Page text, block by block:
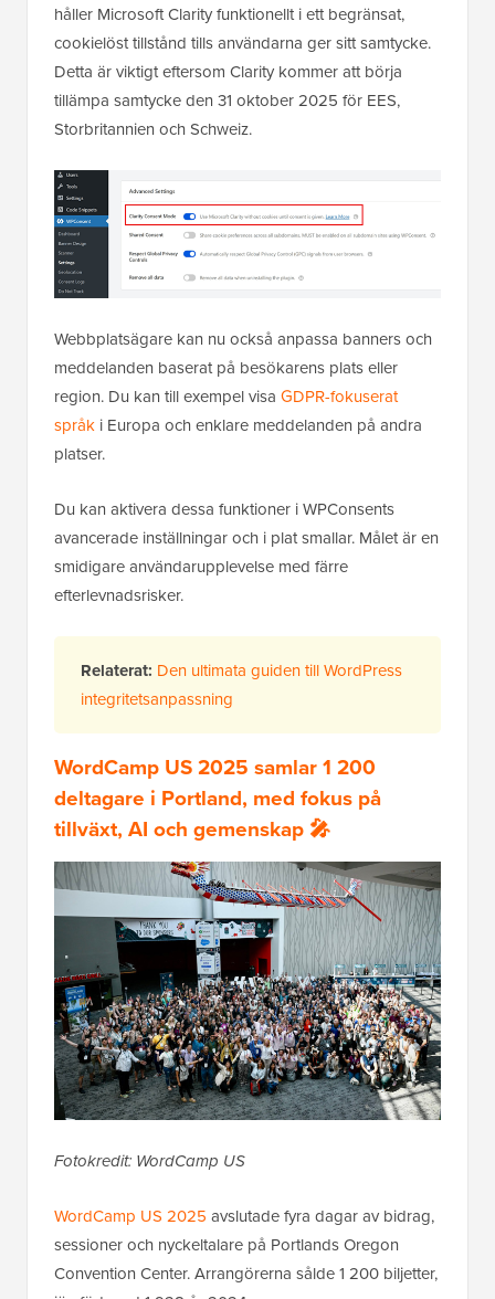
håller Microsoft Clarity funktionellt i ett begränsat,
cookielöst tillstånd tills användarna ger sitt samtycke.
Detta är viktigt eftersom Clarity kommer att börja
tillämpa samtycke den 31 oktober 2025 för EES,
Storbritannien och Schweiz.
Webbplatsägare kan nu också anpassa banners och
meddelanden baserat på besökarens plats eller
region. Du kan till exempel visa GDPR-fokuserat
språk i Europa och enklare meddelanden på andra
platser.
Du kan aktivera dessa funktioner i WPConsents
avancerade inställningar och i plat smallar. Målet är en
smidigare användarupplevelse med färre
efterlevnadsrisker.
Relaterat: Den ultimata guiden till WordPress
integritetsanpassning
WordCamp US 2025 samlar 1 200
deltagare i Portland, med fokus på
tillväxt, AI och gemenskap 🎤
Fotokredit: WordCamp US
WordCamp US 2025 avslutade fyra dagar av bidrag,
sessioner och nyckeltalare på Portlands Oregon
Convention Center. Arrangörerna sålde 1 200 biljetter,